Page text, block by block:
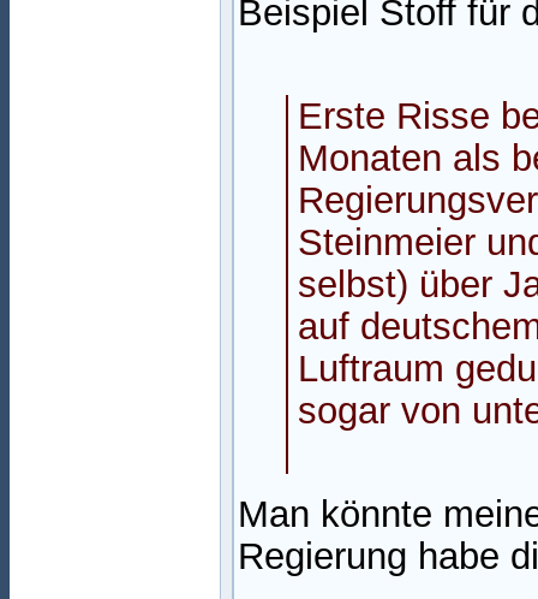
Beispiel Stoff für
Erste Risse
Monaten als
Steinmeier
selbst) über
auf
Luftraum
sogar von
Man könnte
Regierung habe